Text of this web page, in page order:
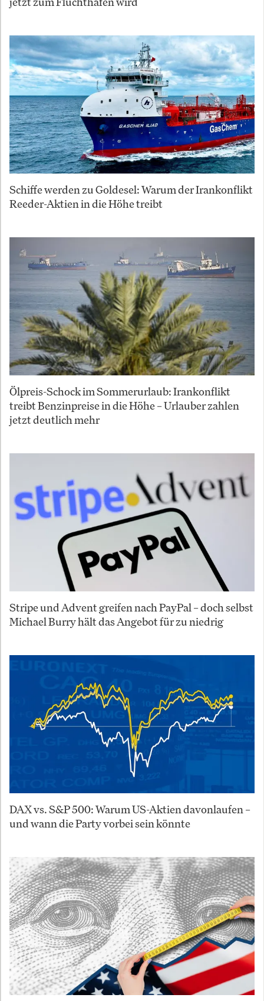
Schiffe werden zu Goldesel: Warum der Irankonflikt
Reeder-Aktien in die Höhe treibt
Ölpreis-Schock im Sommerurlaub: Irankonflikt
treibt Benzinpreise in die Höhe – Urlauber zahlen
jetzt deutlich mehr
Stripe und Advent greifen nach PayPal – doch selbst
Michael Burry hält das Angebot für zu niedrig
DAX vs. S&P 500: Warum US-Aktien davonlaufen –
und wann die Party vorbei sein könnte